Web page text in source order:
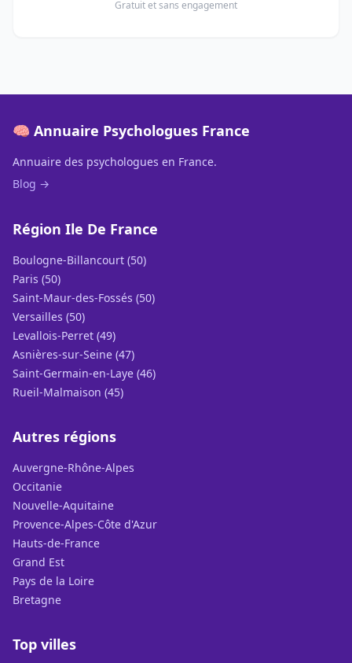
Gratuit et sans engagement
🧠 Annuaire Psychologues France
Annuaire des psychologues en France.
Blog →
Région Ile De France
Boulogne-Billancourt (50)
Paris (50)
Saint-Maur-des-Fossés (50)
Versailles (50)
Levallois-Perret (49)
Asnières-sur-Seine (47)
Saint-Germain-en-Laye (46)
Rueil-Malmaison (45)
Autres régions
Auvergne-Rhône-Alpes
Occitanie
Nouvelle-Aquitaine
Provence-Alpes-Côte d'Azur
Hauts-de-France
Grand Est
Pays de la Loire
Bretagne
Top villes